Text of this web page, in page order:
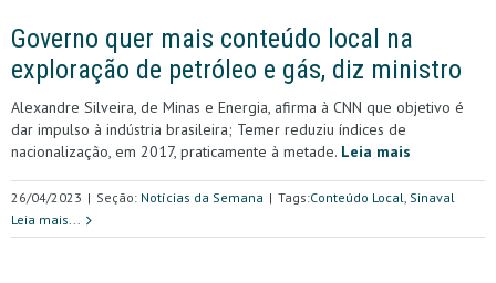
Governo quer mais conteúdo local na
exploração de petróleo e gás, diz ministro
Alexandre Silveira, de Minas e Energia, afirma à CNN que objetivo é
dar impulso à indústria brasileira; Temer reduziu índices de
nacionalização, em 2017, praticamente à metade. Leia mais
26/04/2023 | Seção: Notícias da Semana | Tags:Conteúdo Local Sinaval
Leia mais...